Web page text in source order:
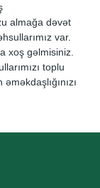
almağa dəvət
var.
xoş gəlmisiniz.
toplu